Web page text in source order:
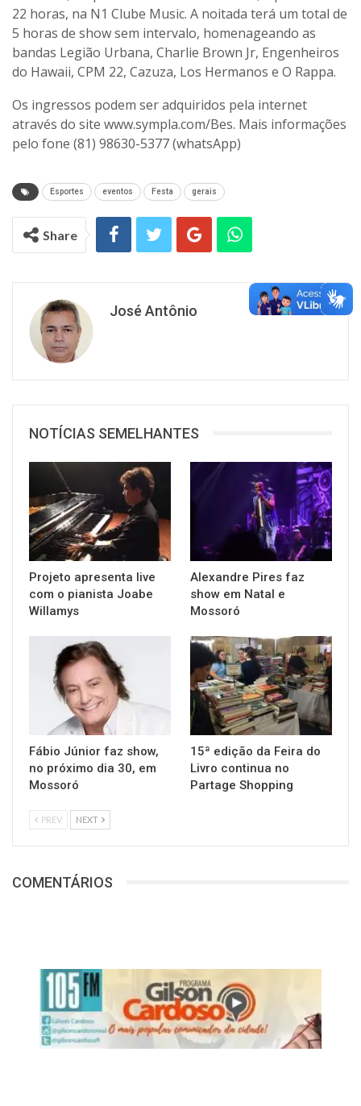
22 horas, na N1 Clube Music. A noitada terá um total de
5 horas de show sem intervalo, homenageando as
bandas Legião Urbana, Charlie Brown Jr, Engenheiros
do Hawaii, CPM 22, Cazuza, Los Hermanos e O Rappa.
Os ingressos podem ser adquiridos pela internet
através do site www.sympla.com/Bes. Mais informações
pelo fone (81) 98630-5377 (whatsApp)
Esportes eventos Festa gerais
Share
José Antônio
NOTÍCIAS SEMELHANTES
Projeto apresenta live
com o pianista Joabe
Willamys
Alexandre Pires faz
show em Natal e
Mossoró
Fábio Júnior faz show,
no próximo dia 30, em
Mossoró
15ª edição da Feira do
Livro continua no
Partage Shopping
PREV NEXT
COMENTÁRIOS